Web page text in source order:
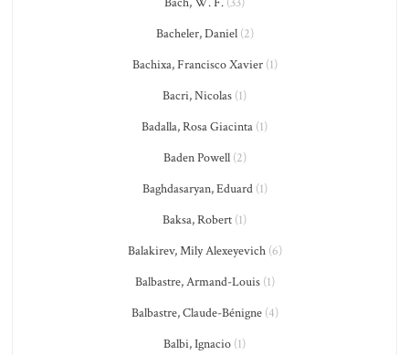
Bacheler, Daniel(2)
Bachixa, Francisco Xavier(1)
Bacri, Nicolas (1)
Badalla, Rosa Giacinta (1)
Baden Powell(2)
Baghdasaryan, Eduard(1)
Baksa, Robert (1)
Balakirev, Mily Alexeyevich(6)
Balbastre, Armand-Louis(1)
Balbastre, Claude-Bénigne(4)
Balbi, Ignacio (1)